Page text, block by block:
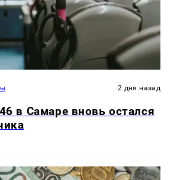
2 дня назад
в Самаре вновь остался